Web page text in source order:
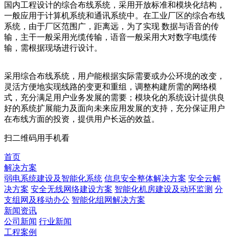
国内工程设计的综合布线系统，采用开放标准和模块化结构，
一般应用于计算机系统和通讯系统中。在工业厂区的综合布线
系统，由于厂区范围广，距离远，为了实现 数据与语音的传
输，主干一般采用光缆传输，语音一般采用大对数字电缆传
输，需根据现场进行设计。
采用综合布线系统，用户能根据实际需要或办公环境的改变，
灵活方便地实现线路的变更和重组，调整构建所需的网络模
式，充分满足用户业务发展的需要；模块化的系统设计提供良
好的系统扩展能力及面向未来应用发展的支持，充分保证用户
在布线方面的投资，提供用户长远的效益。
扫二维码用手机看
首页
解决方案
弱电系统建设及智能化系统 信息安全整体解决方案 安全云解
决方案 安全无线网络建设方案 智能化机房建设及动环监测 分
支组网及移动办公 智能化组网解决方案
新闻资讯
公司新闻 行业新闻
工程案例